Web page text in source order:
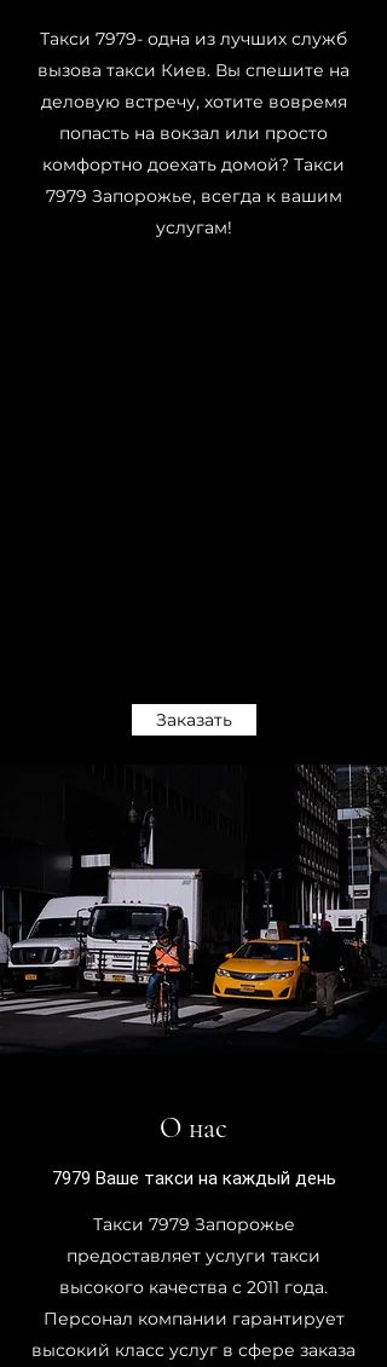
Такси 7979- одна из лучших служб
вызова такси Киев. Вы спешите на
деловую встречу, хотите вовремя
попасть на вокзал или просто
комфортно доехать домой? Такси
7979 Запорожье, всегда к вашим
услугам!
Заказать
О нас
7979 Ваше такси на каждый день
Такси 7979 Запорожье
предоставляет услуги такси
высокого качества с 2011 года.
Персонал компании гарантирует
высокий класс услуг в сфере заказа